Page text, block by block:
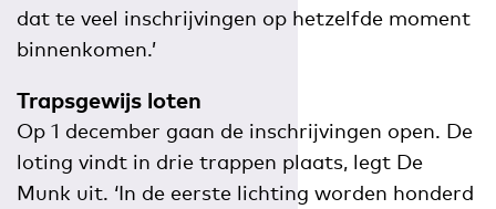
dat te veel inschrijvingen op hetzelfde moment
binnenkomen.’
Trapsgewijs loten
Op 1 december gaan de inschrijvingen open. De
loting vindt in drie trappen plaats, legt De
Munk uit. ‘In de eerste lichting worden honderd